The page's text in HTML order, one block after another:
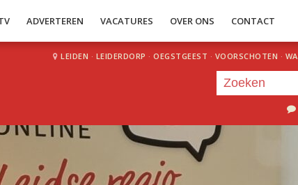
ADVERTEREN VACATURES OVER ONS CONTACT
LEIDEN · LEIDERDORP · OEGSTGEEST · VOORSCHOTEN ·